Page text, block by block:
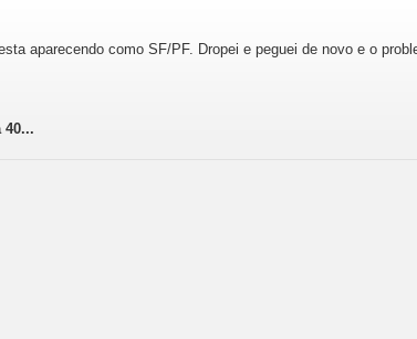
aparecendo como SF/PF. Dropei e peguei de novo e o